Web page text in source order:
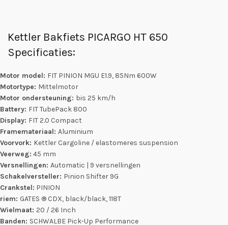
Kettler Bakfiets PICARGO HT 650
Specificaties:
Motor model: FIT PINION MGU E1.9, 85Nm 600W
Motortype: Mittelmotor
Motor ondersteuning: bis 25 km/h
Battery: FIT TubePack 800
Display: FIT 2.0 Compact
Framemateriaal: Aluminium
Voorvork: Kettler Cargoline / elastomeres suspension
Veerweg: 45 mm
Versnellingen: Automatic | 9 versnellingen
Schakelversteller: Pinion Shifter 9G
Crankstel: PINION
riem: GATES ® CDX, black/black, 118T
Wielmaat: 20 / 26 Inch
Banden: SCHWALBE Pick-Up Performance